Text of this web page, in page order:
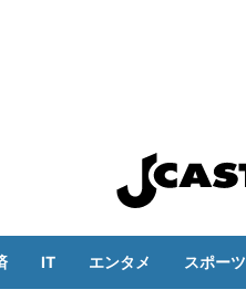
IT エンタメ スポーツ